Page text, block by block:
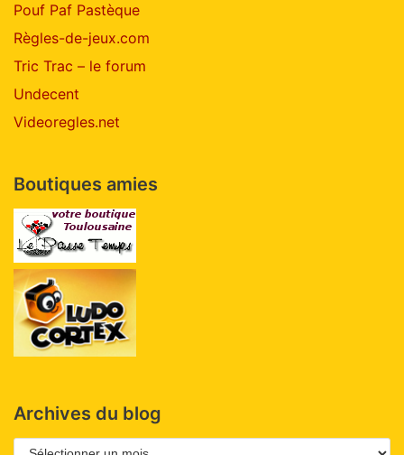
Pouf Paf Pastèque
Règles-de-jeux.com
Tric Trac – le forum
Undecent
Videoregles.net
Boutiques amies
Archives du blog